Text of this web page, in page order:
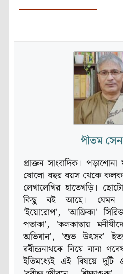
পীতম
প্রাক্তন সাংবাদিক। পড়াশোনা
ষোলো বছর বয়স থেকে
লেখালেখির হাতেখড়ি।
কিছু বই আছে। যেমন
'ইয়োরোপ', 'আফ্রিকা'
পতাকা', 'কলকাতায়
অভিযান', 'শুভ উৎসব'
রবীন্দ্রনাথকে নিয়ে নানা
ইতিমধ্যেই এই বিষয়ে দুটি